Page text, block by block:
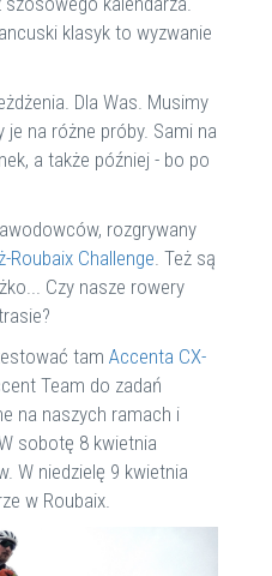
klasyk to wyzwanie
Dla Was. Musimy
na różne próby. Sami na
a także później - bo po
rozgrywany
Roubaix Challenge. Też są
Czy nasze rowery
tam Accenta CX-
Team do zadań
na naszych ramach i
sobotę 8 kwietnia
W niedzielę 9 kwietnia
w Roubaix.